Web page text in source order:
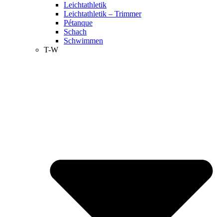
Leichtathletik
Leichtathletik – Trimmer
Pétanque
Schach
Schwimmen
T-W